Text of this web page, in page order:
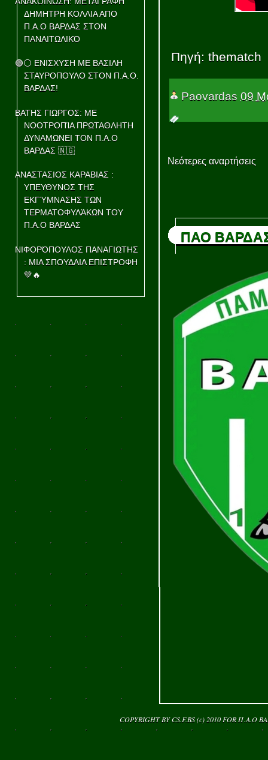
ΔΗΜΗΤΡΗ ΚΟΛΛΙΑ ΑΠΟ
Π.Α.Ο ΒΑΡΔΑΣ ΣΤΟΝ
ΠΑΝΑΙΤΩΛΙΚΌ
🟢⚪ ΕΝΙΣΧΥΣΗ ΜΕ ΒΑΣΙΛΗ
ΣΤΑΥΡΟΠΟΥΛΟ ΣΤΟΝ Π.Α.Ο.
ΒΑΡΔΑΣ!
ΒΑΤΗΣ ΓΙΩΡΓΟΣ: ΜΕ
ΝΟΟΤΡΟΠΊΑ ΠΡΩΤΑΘΛΗΤΗ
ΔΥΝΑΜΩΝΕΙ ΤΟΝ Π.Α.Ο
ΒΑΡΔΑΣ 🇳🇬
ΑΝΑΣΤΑΣΙΟΣ ΚΑΡΑΒΙΑΣ :
ΥΠΕΥΘΥΝΟΣ ΤΗΣ
ΕΚΓΎΜΝΑΣΗΣ ΤΩΝ
ΤΕΡΜΑΤΟΦΥΛΆΚΩΝ ΤΟΥ
Π.Α.Ο ΒΑΡΔΑΣ
ΝΙΦΟΡΌΠΟΥΛΟΣ ΠΑΝΑΓΙΩΤΗΣ
: ΜΙΑ ΣΠΟΥΔΑΙΑ ΕΠΙΣΤΡΟΦΗ
💚🔥
Πηγή: thematch
Paovardas 09
Νεότερες αναρτήσεις
ΠΑΟ
COPYRIGHT BY CS.F.BS (c) 2010 FOR Π.Α.Ο